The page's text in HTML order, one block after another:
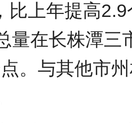
比上年提高
量在长株潭三
。与其他市